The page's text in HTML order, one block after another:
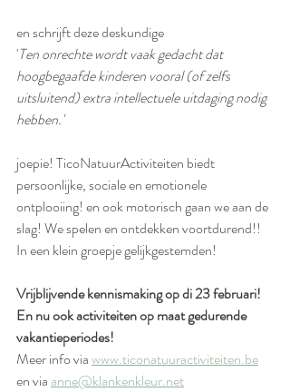
en schrijft deze deskundige
'Ten onrechte wordt vaak gedacht dat
hoogbegaafde kinderen vooral (of zelfs
uitsluitend) extra intellectuele uitdaging nodig
hebben.'
joepie! TicoNatuurActiviteiten biedt
persoonlijke, sociale en emotionele
ontplooiing! en ook motorisch gaan we aan de
slag! We spelen en ontdekken voortdurend!!
In een klein groepje gelijkgestemden!
Vrijblijvende kennismaking op di 23 februari!
En nu ook activiteiten op maat gedurende
vakantieperiodes!
Meer info via www.ticonatuuractiviteiten.be
en via anne@klankenkleur.net